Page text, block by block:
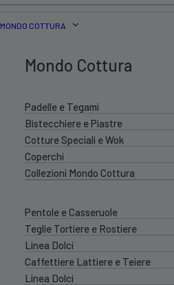
MONDO COTTURA
Mondo Cottura
Padelle e Tegami
Bistecchiere e Piastre
Cotture Speciali e Wok
Coperchi
Collezioni Mondo Cottura
Pentole e Casseruole
Teglie Tortiere e Rostiere
Linea Dolci
Caffettiere Lattiere e Teiere
Linea Dolci